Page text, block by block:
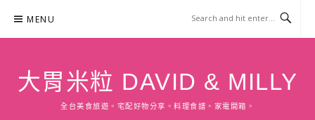
content
MENU
大胃米粒 DAVID & MILLY
全台美食旅遊。宅配好物分享。料理食譜。家電開箱。